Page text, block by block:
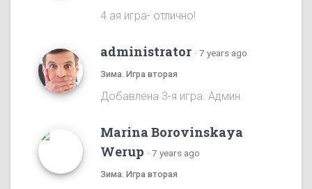
4 ая игра- отлично!
administrator · 7 years ago
Зима. Игра вторая
Добавлена 3-я игра. Админ.
Marina Borovinskaya
Werup · 7 years ago
Зима. Игра вторая